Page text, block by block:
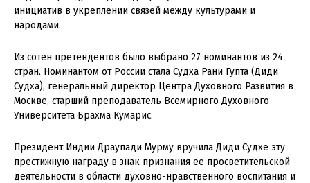
инициатив в укреплении связей между культурами и
народами.
Из сотен претендентов было выбрано 27 номинантов из 24
стран. Номинантом от России стала Судха Рани Гупта (Диди
Судха), генеральный директор Центра Духовного Развития в
Москве, старший преподаватель Всемирного Духовного
Университета Брахма Кумарис.
Президент Индии Драупади Мурму вручила Диди Судхе эту
престижную награду в знак признания ее просветительской
деятельности в области духовно-нравственного воспитания и